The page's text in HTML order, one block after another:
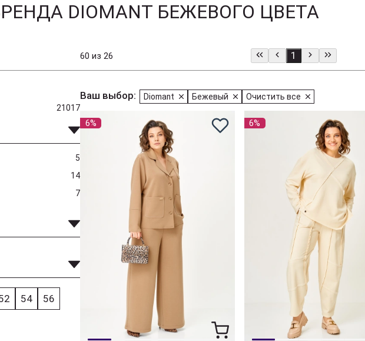
DIOMANT БЕЖЕВОГО ЦВЕТА
60 из 26 1
21017
5
14
7
54
56
Ваш выбор: Diomant Бежевый Очистить все
6% 6%